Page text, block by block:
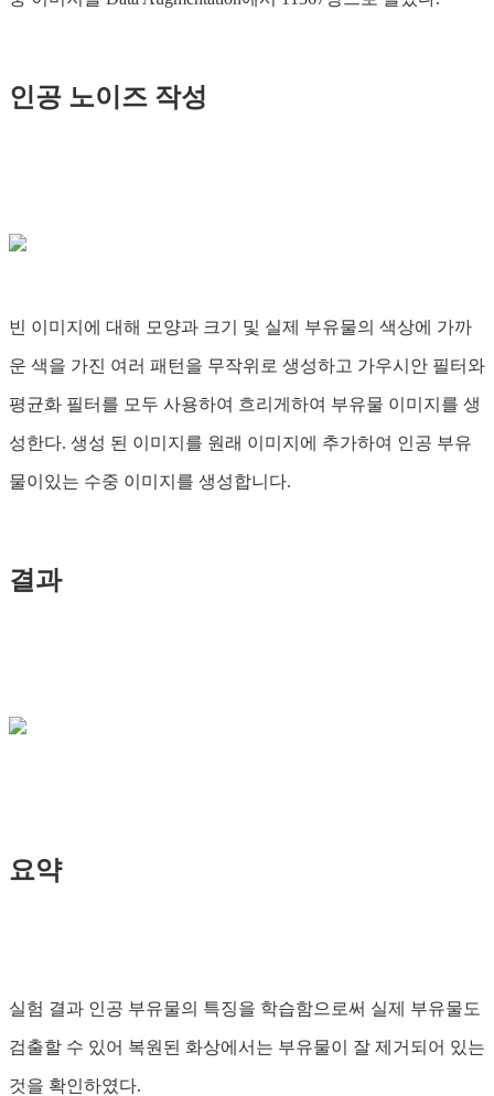
인공 노이즈 작성
빈 이미지에 대해 모양과 크기 및 실제 부유물의 색상에 가까
운 색을 가진 여러 패턴을 무작위로 생성하고 가우시안 필터와
평균화 필터를 모두 사용하여 흐리게하여 부유물 이미지를 생
성한다. 생성 된 이미지를 원래 이미지에 추가하여 인공 부유
물이있는 수중 이미지를 생성합니다.
결과
요약
실험 결과 인공 부유물의 특징을 학습함으로써 실제 부유물도
검출할 수 있어 복원된 화상에서는 부유물이 잘 제거되어 있는
것을 확인하였다.